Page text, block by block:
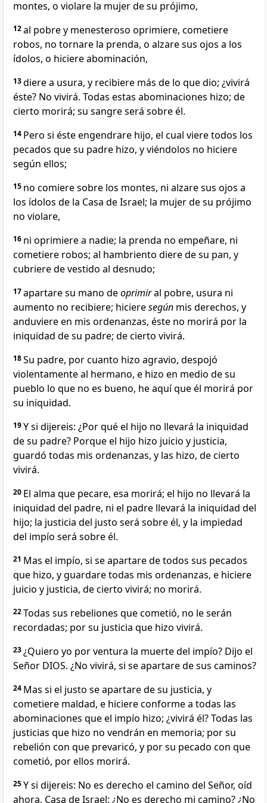
montes, o violare la mujer de su prójimo,
12al pobre y menesteroso oprimiere, cometiere
robos, no tornare la prenda, o alzare sus ojos a los
ídolos, o hiciere abominación,
13diere a usura, y recibiere más de lo que dio; ¿vivirá
éste? No vivirá. Todas estas abominaciones hizo; de
cierto morirá; su sangre será sobre él.
14 Pero si éste engendrare hijo, el cual viere todos los
pecados que su padre hizo, y viéndolos no hiciere
según ellos;
15 no comiere sobre los montes, ni alzare sus ojos a
los ídolos de la Casa de Israel; la mujer de su prójimo
no violare,
16 ni oprimiere a nadie; la prenda no empeñare, ni
cometiere robos; al hambriento diere de su pan, y
cubriere de vestido al desnudo;
17apartare su mano deoprimiral pobre, usura ni
aumento no recibiere; hicieresegún mis derechos, y
anduviere en mis ordenanzas, éste no morirá por la
iniquidad de su padre; de cierto vivirá.
18Su padre, por cuanto hizo agravio, despojó
violentamente al hermano, e hizo en medio de su
pueblo lo que no es bueno, he aquí que él morirá por
su iniquidad.
19Y si dijereis: ¿Por qué el hijo no llevará la iniquidad
de su padre? Porque el hijo hizo juicio y justicia,
guardó todas mis ordenanzas, y las hizo, de cierto
vivirá.
20 El alma que pecare, esa morirá; el hijo no llevará la
iniquidad del padre, ni el padre llevará la iniquidad del
hijo; la justicia del justo será sobre él, y la impiedad
del impío será sobre él.
21 Mas el impío, si se apartare de todos sus pecados
que hizo, y guardare todas mis ordenanzas, e hiciere
juicio y justicia, de cierto vivirá; no morirá.
22Todas sus rebeliones que cometió, no le serán
recordadas; por su justicia que hizo vivirá.
23¿Quiero yo por ventura la muerte del impío? Dijo el
Señor DIOS. ¿No vivirá, si se apartare de sus caminos?
24 Mas si el justo se apartare de su justicia, y
cometiere maldad, e hiciere conforme a todas las
abominaciones que el impío hizo; ¿vivirá él? Todas las
justicias que hizo no vendrán en memoria; por su
rebelión con que prevaricó, y por su pecado con que
cometió, por ellos morirá.
25Y si dijereis: No es derecho el camino del Señor, oíd
ahora, Casa de Israel: ¿No es derecho mi camino? ¿No